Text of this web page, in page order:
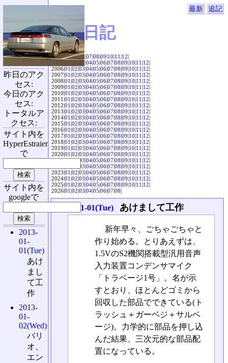
最新 追記
SVX日記
2004|04|05|06|07|08|09|10|11|12|
|04|05|06|07|08|09|10|11|12|
2006|01|02|03|04|05|06|07|08|09|10|11|12|
2007|01|02|03|04|05|06|07|08|09|10|11|12|
2008|01|02|03|04|05|06|07|08|09|10|11|12|
2009|01|02|03|04|05|06|07|08|09|10|11|12|
2010|01|02|03|04|05|06|07|08|09|10|11|12|
2011|01|02|03|04|05|06|07|08|09|10|11|12|
2012|01|02|03|04|05|06|07|08|09|10|11|12|
2013|01|02|03|04|05|06|07|08|09|10|11|12|
2014|01|02|03|04|05|06|07|08|09|10|11|12|
2015|01|02|03|04|05|06|07|08|09|10|11|12|
2016|01|02|03|04|05|06|07|08|09|10|11|12|
2017|01|02|03|04|05|06|07|08|09|10|11|12|
2018|01|02|03|04|05|06|07|08|09|10|11|12|
2019|01|02|03|04|05|06|07|08|09|10|11|12|
2020|01|02|03|04|05|06|07|08|09|10|11|12|
2021|01|02|03|04|05|06|07|08|09|10|11|12|
03|04|05|06|07|08|09|10|11|12|
2023|01|02|03|04|05|06|07|08|09|10|11|12|
2024|01|02|03|04|05|06|07|08|09|10|11|12|
2025|01|02|03|04|05|06|07|08|09|10|11|12|
2026|01|02|03|04|05|06|07|08|
2013-01-01(Tue) あけまして工作
新年早々、ごちゃごちゃと
作り始める。とりあえずは、
1.5VのS2機関搭載型汎用音声
入力装置コンデンサマイク
「トラベージ1号」。名が示
すとおり、ほとんどゴミから
回収した部品でできている(ト
ラッシュ＋ガーベジ＋サルベ
ージ)。力学的に部品を押し込
んだ結果、三次元的な部品配
置になっている。
昨日のアク
セス:
今日のアク
セス:
トータルア
クセス:
サイト内を
HyperEstraier
で
サイト内を
googleで
2013-
01-
01(Tue)
あけ
まし
て工
作
2013-
01-
02(Wed)
バリ
オ、
エン